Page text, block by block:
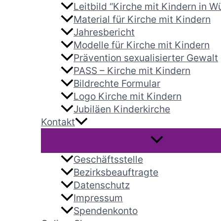
Leitbild “Kirche mit Kindern in
Material für Kirche mit Kindern
Jahresbericht
Modelle für Kirche mit Kindern
Prävention sexualisierter Gewalt
PASS – Kirche mit Kindern
Bildrechte Formular
Logo Kirche mit Kindern
Jubiläen Kinderkirche
Kontakt
Geschäftsstelle
Bezirksbeauftragte
Datenschutz
Impressum
Spendenkonto